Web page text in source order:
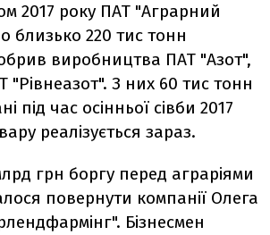
2017 року ПАТ "Аграрний
близько 220 тис тонн
виробництва ПАТ "Азот",
"Рівнеазот". З них 60 тис тонн
під час осінньої сівби 2017
реалізується зараз.
грн боргу перед аграріями
повернути компанії Олега
Бізнесмен